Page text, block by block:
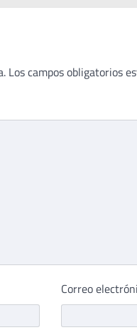
Los campos obligatorios
Correo